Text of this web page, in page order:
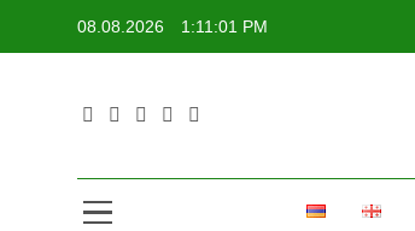
08.08.2026 1:11:02 PM